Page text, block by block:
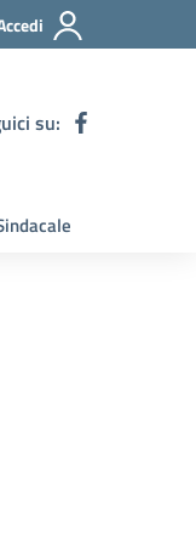
su: